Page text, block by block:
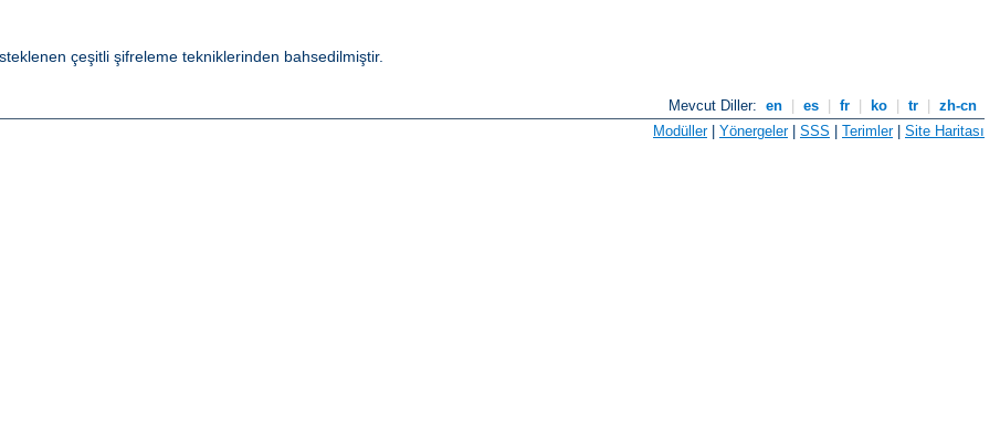
çeşitli şifreleme tekniklerinden bahsedilmiştir.
Mevcut Diller: en es fr ko tr
zh-cn
Modüller| Yönergeler| SSS | Terimler| Site Haritası